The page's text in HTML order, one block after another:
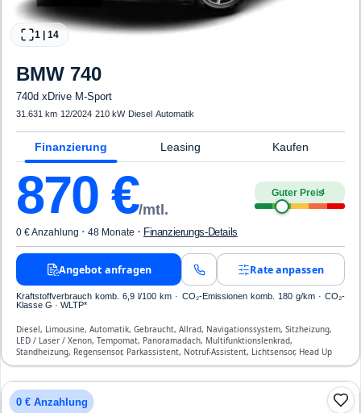
1 14
BMW 740
740d xDrive M-Sport
31.631 km· 12/2024·210 kW· Diesel·Automatik
Finanzierung Leasing Kaufen
870 €/mtl.
Guter Preis4
0 € Anzahlung · 48 Monate · Finanzierungs-Details
Angebot anfragen Rate anpassen
Kraftstoffverbrauch komb. 6,9 l/100 km · CO₂-Emissionen komb. 180 g/km · CO₂-
Klasse G · WLTP*
Diesel, Limousine, Automatik, Gebraucht, Allrad, Navigationssystem, Sitzheizung,
LED / Laser / Xenon, Tempomat, Panoramadach, Multifunktionslenkrad,
Standheizung, Regensensor, Parkassistent, Notruf-Assistent, Lichtsensor, Head Up
Display, Start/Stopp-Automatik, Bluetooth, Freisprecheinrichtung, Verkehrszeichen-
0 € Anzahlung